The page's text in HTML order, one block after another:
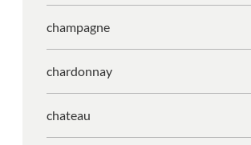
champagne
chardonnay
chateau